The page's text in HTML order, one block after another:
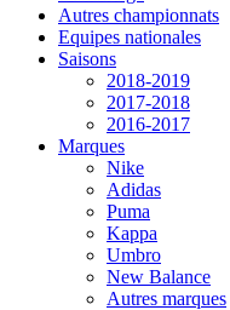
Autres championnats
Equipes nationales
Saisons
2018-2019
2017-2018
2016-2017
Marques
Nike
Adidas
Puma
Kappa
Umbro
New Balance
Autres marques